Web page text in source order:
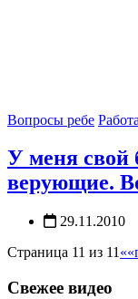
Вопросы ребе
У меня свой
верующие.
29.11.2010
Страница 11 из 11 ««
Свежее видео